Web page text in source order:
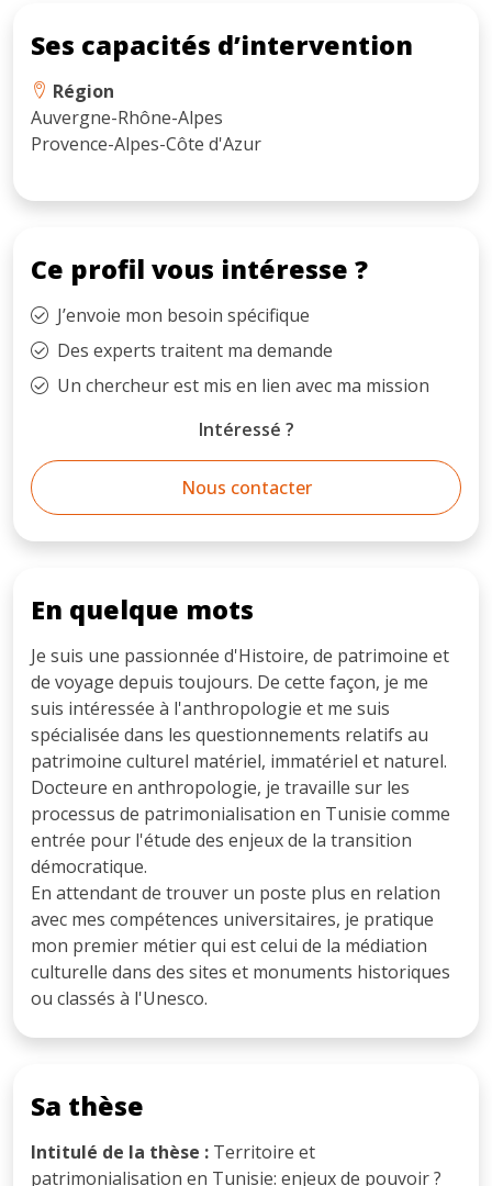
Ses capacités d’intervention
Région
Auvergne-Rhône-Alpes
Provence-Alpes-Côte d'Azur
Ce profil vous intéresse ?
J’envoie mon besoin spécifique
Des experts traitent ma demande
Un chercheur est mis en lien avec ma mission
Intéressé ?
Nous contacter
En quelque mots
Je suis une passionnée d'Histoire, de patrimoine et
de voyage depuis toujours. De cette façon, je me
suis intéressée à l'anthropologie et me suis
spécialisée dans les questionnements relatifs au
patrimoine culturel matériel, immatériel et naturel.
Docteure en anthropologie, je travaille sur les
processus de patrimonialisation en Tunisie comme
entrée pour l'étude des enjeux de la transition
démocratique.
En attendant de trouver un poste plus en relation
avec mes compétences universitaires, je pratique
mon premier métier qui est celui de la médiation
culturelle dans des sites et monuments historiques
ou classés à l'Unesco.
Sa thèse
Intitulé de la thèse : Territoire et
patrimonialisation en Tunisie: enjeux de pouvoir ?